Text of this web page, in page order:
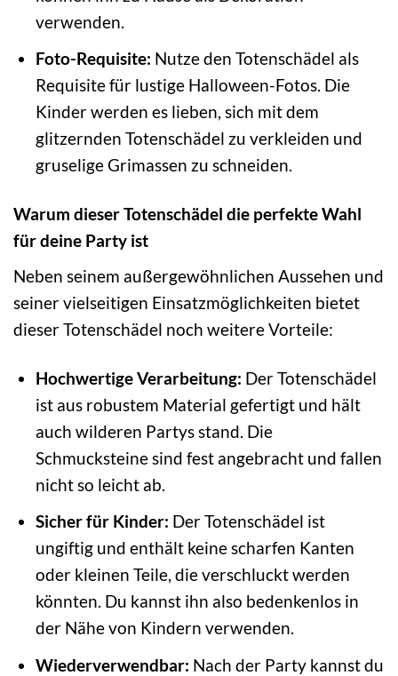
verwenden.
Foto-Requisite: Nutze den Totenschädel als
Requisite für lustige Halloween-Fotos. Die
Kinder werden es lieben, sich mit dem
glitzernden Totenschädel zu verkleiden und
gruselige Grimassen zu schneiden.
Warum dieser Totenschädel die perfekte Wahl
für deine Party ist
Neben seinem außergewöhnlichen Aussehen und
seiner vielseitigen Einsatzmöglichkeiten bietet
dieser Totenschädel noch weitere Vorteile:
Hochwertige Verarbeitung: Der Totenschädel
ist aus robustem Material gefertigt und hält
auch wilderen Partys stand. Die
Schmucksteine sind fest angebracht und fallen
nicht so leicht ab.
Sicher für Kinder: Der Totenschädel ist
ungiftig und enthält keine scharfen Kanten
oder kleinen Teile, die verschluckt werden
könnten. Du kannst ihn also bedenkenlos in
der Nähe von Kindern verwenden.
Wiederverwendbar: Nach der Party kannst du